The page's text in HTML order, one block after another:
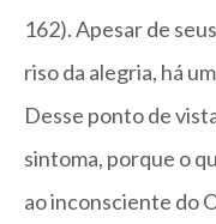
162). Apesar de
riso da alegria, há
Desse ponto de
sintoma, porque o
ao inconsciente do